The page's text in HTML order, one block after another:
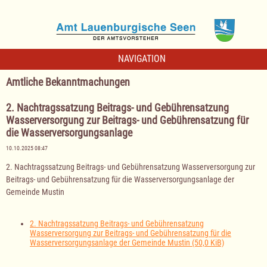
NAVIGATION
Amtliche Bekanntmachungen
2. Nachtragssatzung Beitrags- und Gebührensatzung
Wasserversorgung zur Beitrags- und Gebührensatzung für
die Wasserversorgungsanlage
10.10.2025 08:47
2. Nachtragssatzung Beitrags- und Gebührensatzung Wasserversorgung zur
Beitrags- und Gebührensatzung für die Wasserversorgungsanlage der
Gemeinde Mustin
2. Nachtragssatzung Beitrags- und Gebührensatzung
Wasserversorgung zur Beitrags- und Gebührensatzung für die
Wasserversorgungsanlage der Gemeinde Mustin (50,0 KiB)